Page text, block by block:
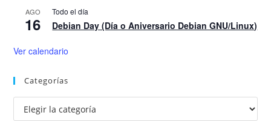
AGO
16
Todo el día
Debian Day (Día o Aniversario Debian GNU/Linux)
Ver calendario
Categorías
Categorías